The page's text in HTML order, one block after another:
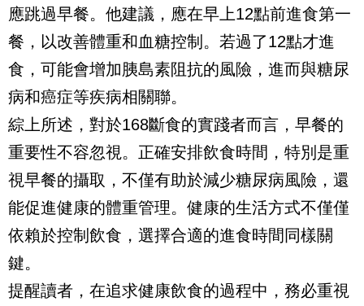
應跳過早餐。他建議，應在早上12點前進食第一
餐，以改善體重和血糖控制。若過了12點才進
食，可能會增加胰島素阻抗的風險，進而與糖尿
病和癌症等疾病相關聯。
綜上所述，對於168斷食的實踐者而言，早餐的
重要性不容忽視。正確安排飲食時間，特別是重
視早餐的攝取，不僅有助於減少糖尿病風險，還
能促進健康的體重管理。健康的生活方式不僅僅
依賴於控制飲食，選擇合適的進食時間同樣關
鍵。
提醒讀者，在追求健康飲食的過程中，務必重視